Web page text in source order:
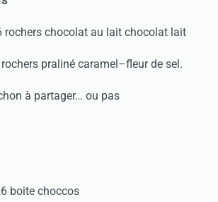
rochers chocolat au lait chocolat lait
praliné caramel–fleur de sel.
à partager… ou pas